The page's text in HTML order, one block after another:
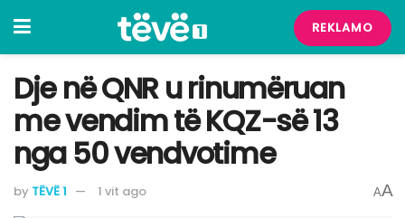
REKLAMO
Dje në QNR u rinumëruan
me vendim të KQZ-së 13
nga 50 vendvotime
by TËVË 1 1 vit ago AA